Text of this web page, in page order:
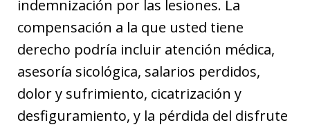
indemnización por las lesiones. La
compensación a la que usted tiene
derecho podría incluir atención médica,
asesoría sicológica, salarios perdidos,
dolor y sufrimiento, cicatrización y
desfiguramiento, y la pérdida del disfrute